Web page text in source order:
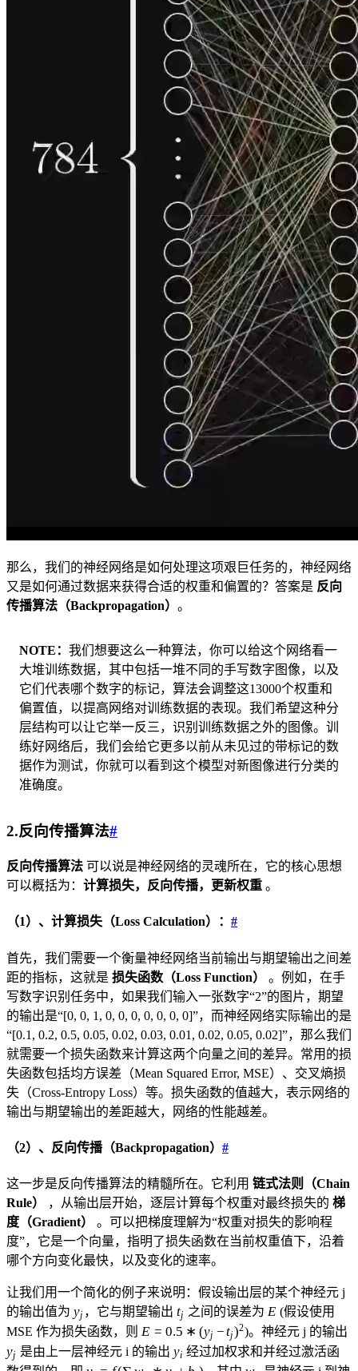
那么，我们的神经网络是如何处理这项艰巨任务的，神经网络
又是如何通过数据来获得合适的权重和偏置的？答案是 反向
传播算法（Backpropagation） 。
NOTE
我们想要这么一种算法，你可以给这个网络看一
大堆训练数据，其中包括一堆不同的手写数字图像，以及
它们代表哪个数字的标记，算法会调整这13000个权重和
偏置值，以提高网络对训练数据的表现。我们希望这种分
层结构可以让它举一反三，识别训练数据之外的图像。训
练好网络后，我们会给它更多以前从未见过的带标记的数
据作为测试，你就可以看到这个模型对新图像进行分类的
准确度。
2.反向传播算法#
反向传播算法 可以说是神经网络的灵魂所在，它的核心思想
可以概括为： 计算损失，反向传播，更新权重 。
（1）、计算损失（Loss Calculation）： #
首先，我们需要一个衡量神经网络当前输出与期望输出之间差
距的指标，这就是 损失函数（Loss Function）
。例如，在手
写数字识别任务中，如果我们输入一张数字“2”的图片，期望
的输出是“[0, 0, 1, 0, 0, 0, 0, 0, 0, 0]”，而神经网络实际输出的是
“[0.1, 0.2, 0.5, 0.05, 0.02, 0.03, 0.01, 0.02, 0.05, 0.02]”，那么我们
就需要一个损失函数来计算这两个向量之间的差异。常用的损
失函数包括均方误差（Mean Squared Error, MSE）、交叉熵损
失（Cross-Entropy Loss）等。损失函数的值越大，表示网络的
输出与期望输出的差距越大，网络的性能越差。
（2）、反向传播（Backpropagation） #
这一步是反向传播算法的精髓所在。它利用 链式法则（Chain
Rule）
，从输出层开始，逐层计算每个权重对最终损失的 梯
度（Gradient）
。可以把梯度理解为“权重对损失的影响程
度”，它是一个向量，指明了损失函数在当前权重值下，沿着
哪个方向变化最快，以及变化的速率。
让我们用一个简化的例子来说明：假设输出层的某个神经元 j
的输出值为 y_j
yj ，它与期望输出 t_j
tj 之间的误差为 E
E (假设使用
MSE 作为损失函数，则 E =
0.5 *
(y_j -
E = 0.5 ∗ (yj −tj)2)。神经元 j 的输出
yj 是由上一层神经元 i 的输出 y_i
yi 经过加权求和并经过激活函